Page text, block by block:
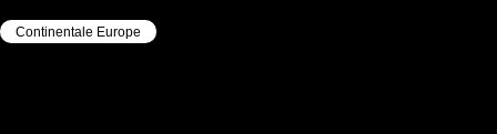
Continentale Europe